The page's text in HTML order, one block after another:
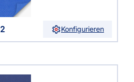
2 Konfigurieren